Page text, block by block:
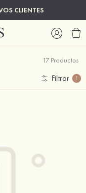
CLIENTES
17 Productos
Filtrar 1